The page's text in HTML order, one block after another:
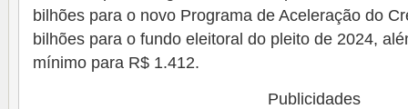
bilhões para o novo Programa de Aceleração do
bilhões para o fundo eleitoral do pleito de 2024,
mínimo para R$ 1.412.
Publicidades